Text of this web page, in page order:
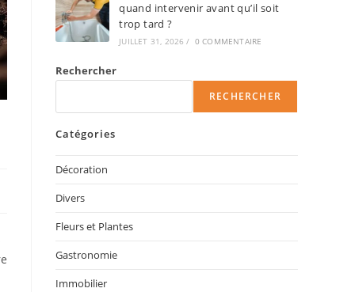
quand intervenir avant qu’il soit
trop tard ?
JUILLET 31, 2026 / 0 COMMENTAIRE
Rechercher
RECHERCHER
Catégories
Décoration
Divers
Fleurs et Plantes
Gastronomie
Immobilier